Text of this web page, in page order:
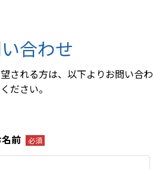
合わせ
される方は、以下よりお問い合わ
ださい。
前 必須